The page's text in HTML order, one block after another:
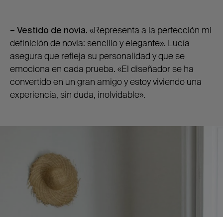
– Vestido de novia. «Representa a la perfección mi
definición de novia: sencillo y elegante». Lucía
asegura que refleja su personalidad y que se
emociona en cada prueba. «El diseñador se ha
convertido en un gran amigo y estoy viviendo una
experiencia, sin duda, inolvidable».